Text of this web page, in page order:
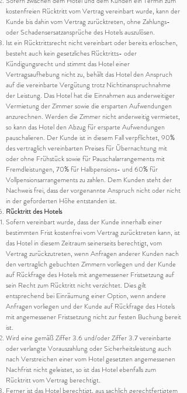
kostenfreien Rücktritt vom Vertrag vereinbart wurde, kann der
Kunde bis dahin vom Vertrag zurücktreten, ohne Zahlungs-
oder Schadensersatzansprüche des Hotels auszulösen.
Ist ein Rücktrittsrecht nicht vereinbart oder bereits erloschen,
besteht auch kein gesetzliches Rücktritts- oder
Kündigungsrecht und stimmt das Hotel einer
Vertragsaufhebung nicht zu, behält das Hotel den Anspruch
auf die vereinbarte Vergütung trotz Nichtinanspruchnahme
der Leistung. Das Hotel hat die Einnahmen aus anderweitiger
Vermietung der Zimmer sowie die ersparten Aufwendungen
anzurechnen. Werden die Zimmer nicht anderweitig vermietet,
so kann das Hotel den Abzug für ersparte Aufwendungen
pauschalieren. Der Kunde ist in diesem Fall verpflichtet, 90%
des vertraglich vereinbarten Preises für Übernachtung mit
oder ohne Frühstück sowie für Pauschalarrangements mit
Fremdleistungen, 70% für Halbpensions- und 60% für
Vollpensionsarrangements zu zahlen. Dem Kunden steht der
Nachweis frei, dass der vorgenannte Anspruch nicht oder nicht
in der geforderten Höhe entstanden ist.
Rücktritt des Hotels
Sofern vereinbart wurde, dass der Kunde innerhalb einer
bestimmten Frist kostenfrei vom Vertrag zurücktreten kann, ist
das Hotel in diesem Zeitraum seinerseits berechtigt, vom
Vertrag zurückzutreten, wenn Anfragen anderer Kunden nach
den vertraglich gebuchten Zimmern vorliegen und der Kunde
auf Rückfrage des Hotels mit angemessener Fristsetzung auf
sein Recht zum Rücktritt nicht verzichtet. Dies gilt
entsprechend bei Einräumung einer Option, wenn andere
Anfragen vorliegen und der Kunde auf Rückfrage des Hotels
mit angemessener Fristsetzung nicht zur festen Buchung bereit
ist.
Wird eine gemäß Ziffer 3.6 und/oder Ziffer 3.7 vereinbarte
oder verlangte Vorauszahlung oder Sicherheitsleistung auch
nach Verstreichen einer vom Hotel gesetzten angemessenen
Nachfrist nicht geleistet, so ist das Hotel ebenfalls zum
Rücktritt vom Vertrag berechtigt.
Ferner ist das Hotel berechtigt, aus sachlich gerechtfertigtem